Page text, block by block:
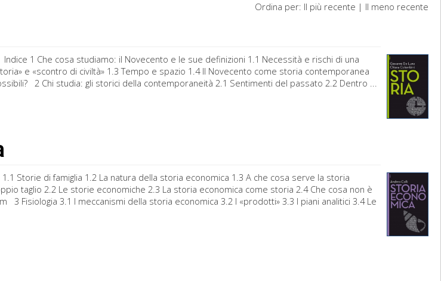
Ordina per: Il più recente | Il meno recente
1 Che cosa studiamo: il Novecento e le sue definizioni 1.1 Necessità e rischi di una
e «scontro di civiltà» 1.3 Tempo e spazio 1.4 Il Novecento come storia contemporanea
2 Chi studia: gli storici della contemporaneità 2.1 Sentimenti del passato 2.2 Dentro ...
Storie di famiglia 1.2 La natura della storia economica 1.3 A che cosa serve la storia
taglio 2.2 Le storie economiche 2.3 La storia economica come storia 2.4 Che cosa non è
3 Fisiologia 3.1 I meccanismi della storia economica 3.2 I «prodotti» 3.3 I piani analitici 3.4 Le